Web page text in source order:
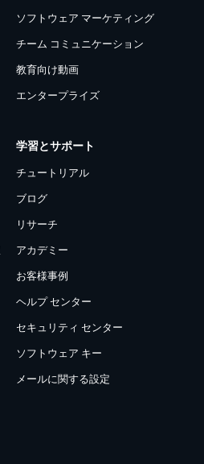
ォ
ロ
ー
フ
ォ
ロ
ー
フ
ォ
ロ
ー
ソフトウェア マーケティング
チーム コミュニケーション
教育向け動画
エンタープライズ
学習とサポート
チュートリアル
ブログ
リサーチ
アカデミー
お客様事例
ヘルプ センター
セキュリティ センター
ソフトウェア キー
メールに関する設定